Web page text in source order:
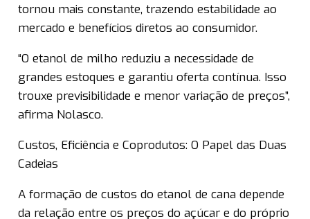
tornou mais constante, trazendo estabilidade ao
mercado e benefícios diretos ao consumidor.
“O etanol de milho reduziu a necessidade de
grandes estoques e garantiu oferta contínua. Isso
trouxe previsibilidade e menor variação de preços”,
afirma Nolasco.
Custos, Eficiência e Coprodutos: O Papel das Duas
Cadeias
A formação de custos do etanol de cana depende
da relação entre os preços do açúcar e do próprio